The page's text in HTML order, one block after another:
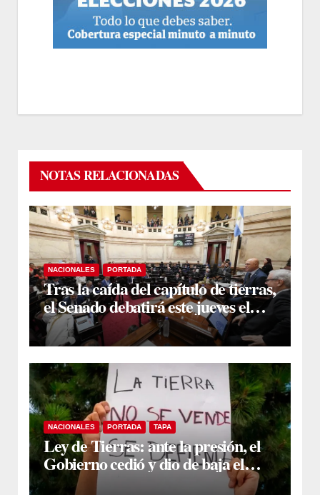
NOTAS RELACIONADAS
NACIONALES PORTADA
Tras la caída del capítulo de tierras,
el Senado debatirá este jueves el
proyecto sobre propiedad privada
NACIONALES PORTADA TAPA
Ley de Tierras: ante la presión, el
Gobierno cedió y dio de baja el
capítulo de la polémica